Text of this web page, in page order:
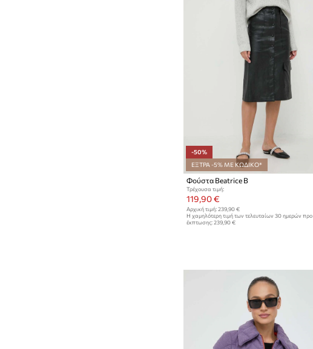
-50%
ΕΞΤΡΑ -5% ΜΕ ΚΩΔΙΚΟ*
Φούστα Beatrice B
Τρέχουσα τιμή:
119,90 €
Αρχική τιμή: 239,90 €
Η χαμηλότερη τιμή των τελευταίων 30 ημερών προ
έκπτωσης: 239,90 €